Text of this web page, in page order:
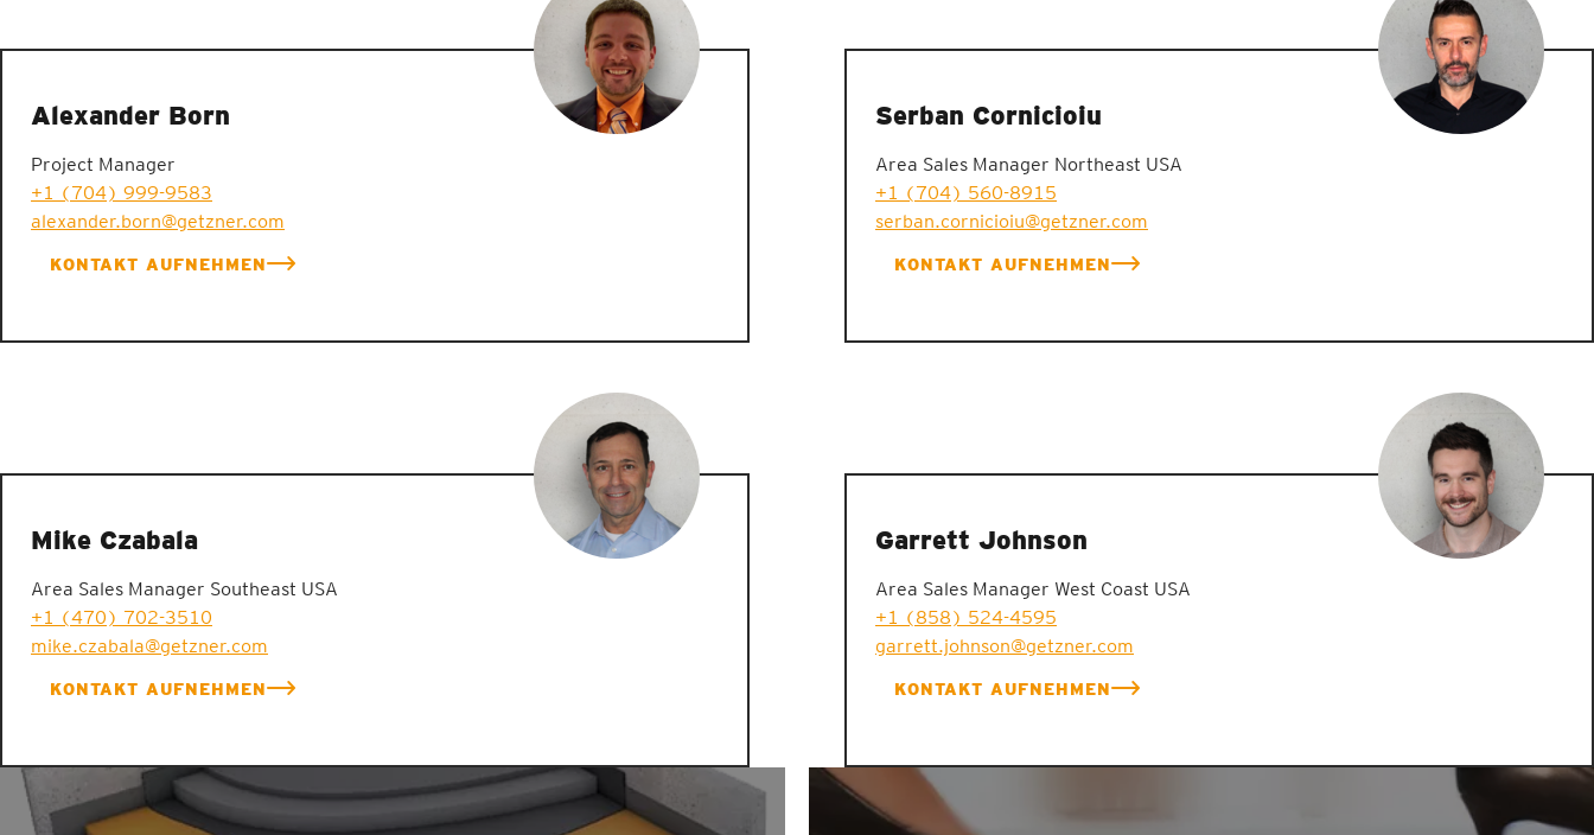
Alexander Born
Project Manager
+1 (704) 999-9583
alexander.born@getzner.com
KONTAKT AUFNEHMEN
Serban Cornicioiu
Area Sales Manager Northeast USA
+1 (704) 560-8915
serban.cornicioiu@getzner.com
KONTAKT AUFNEHMEN
Mike Czabala
Area Sales Manager Southeast USA
+1 (470) 702-3510
mike.czabala@getzner.com
KONTAKT AUFNEHMEN
Garrett Johnson
Area Sales Manager West Coast USA
+1 (858) 524-4595
garrett.johnson@getzner.com
KONTAKT AUFNEHMEN